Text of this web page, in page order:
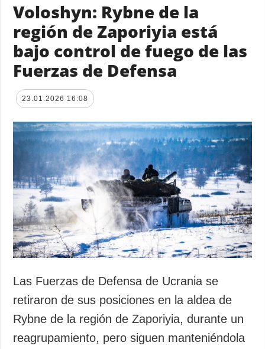
Voloshyn: Rybne de la
región de Zaporiyia está
bajo control de fuego de las
Fuerzas de Defensa
23.01.2026 16:08
Las Fuerzas de Defensa de Ucrania se
retiraron de sus posiciones en la aldea de
Rybne de la región de Zaporiyia, durante un
reagrupamiento, pero siguen manteniéndola